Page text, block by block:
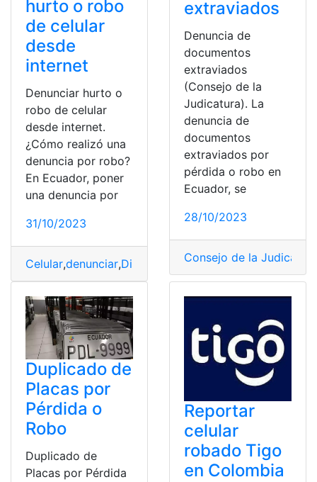
hurto o robo
de celular
desde
internet
Denunciar hurto o
robo de celular
desde internet.
¿Cómo realizó una
denuncia por robo?
En Ecuador, poner
una denuncia por
31/10/2023
Celular,denunciar,Dispositivo Ecuador En linea,hurto
extraviados
Denuncia de
documentos
extraviados
(Consejo de la
Judicatura). La
denuncia de
documentos
extraviados por
pérdida o robo en
Ecuador, se
28/10/2023
Consejo de la Judicatura
Duplicado de
Placas por
Pérdida o
Robo
Duplicado de
Placas por Pérdida
Reportar
celular
robado Tigo
en Colombia